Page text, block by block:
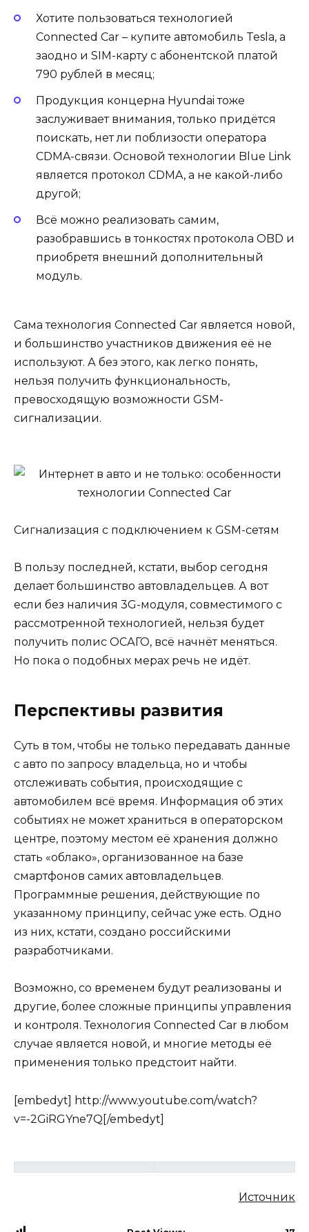
Хотите пользоваться технологией
Connected Car – купите автомобиль Tesla, а
заодно и SIM-карту с абонентской платой
790 рублей в месяц;
Продукция концерна Hyundai тоже
заслуживает внимания, только придётся
поискать, нет ли поблизости оператора
CDMA-связи. Основой технологии Blue Link
является протокол CDMA, а не какой-либо
другой;
Всё можно реализовать самим,
разобравшись в тонкостях протокола OBD и
приобретя внешний дополнительный
модуль.
Сама технология Connected Car является новой,
и большинство участников движения её не
используют. А без этого, как легко понять,
нельзя получить функциональность,
превосходящую возможности GSM-
сигнализации.
Сигнализация с подключением к GSM-сетям
В пользу последней, кстати, выбор сегодня
делает большинство автовладельцев. А вот
если без наличия 3G-модуля, совместимого с
рассмотренной технологией, нельзя будет
получить полис ОСАГО, всё начнёт меняться.
Но пока о подобных мерах речь не идёт.
Перспективы развития
Суть в том, чтобы не только передавать данные
с авто по запросу владельца, но и чтобы
отслеживать события, происходящие с
автомобилем всё время. Информация об этих
событиях не может храниться в операторском
центре, поэтому местом её хранения должно
стать «облако», организованное на базе
смартфонов самих автовладельцев.
Программные решения, действующие по
указанному принципу, сейчас уже есть. Одно
из них, кстати, создано российскими
разработчиками.
Возможно, со временем будут реализованы и
другие, более сложные принципы управления
и контроля. Технология Connected Car в любом
случае является новой, и многие методы её
применения только предстоит найти.
[embedyt] http://www.youtube.com/watch?
v=-2GiRGYne7Q[/embedyt]
Источник